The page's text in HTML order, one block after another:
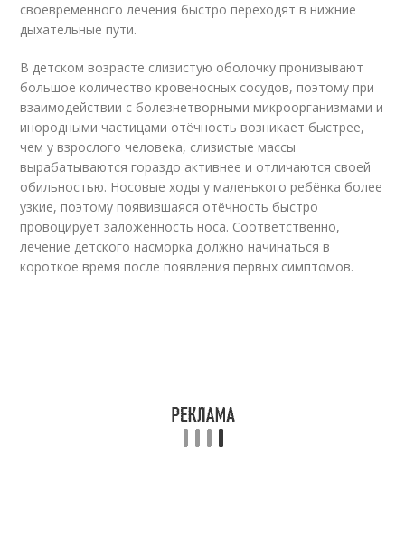
своевременного лечения быстро переходят в нижние
дыхательные пути.
В детском возрасте слизистую оболочку пронизывают
большое количество кровеносных сосудов, поэтому при
взаимодействии с болезнетворными микроорганизмами и
инородными частицами отёчность возникает быстрее,
чем у взрослого человека, слизистые массы
вырабатываются гораздо активнее и отличаются своей
обильностью. Носовые ходы у маленького ребёнка более
узкие, поэтому появившаяся отёчность быстро
провоцирует заложенность носа. Соответственно,
лечение детского насморка должно начинаться в
короткое время после появления первых симптомов.